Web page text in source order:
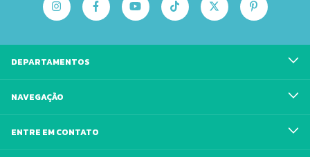
DEPARTAMENTOS
NAVEGAÇÃO
ENTRE EM CONTATO